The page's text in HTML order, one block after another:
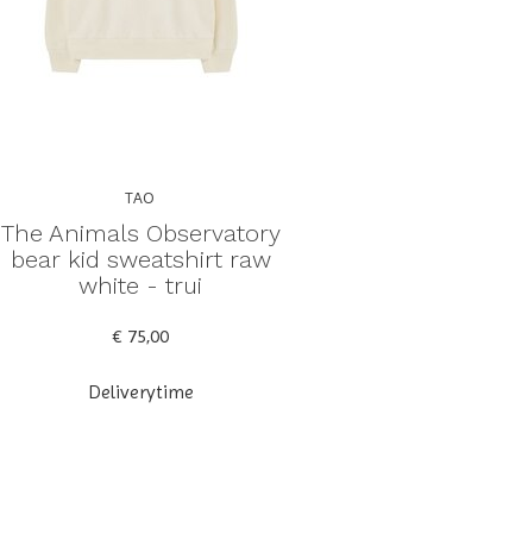
TAO
The Animals Observatory
bear kid sweatshirt raw
white - trui
€ 75,00
Deliverytime